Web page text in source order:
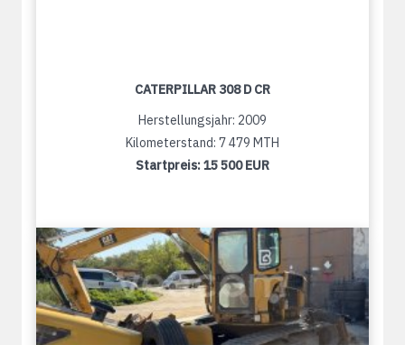
CATERPILLAR 308 D CR
Herstellungsjahr: 2009
Kilometerstand: 7 479 MTH
Startpreis:15 500 EUR